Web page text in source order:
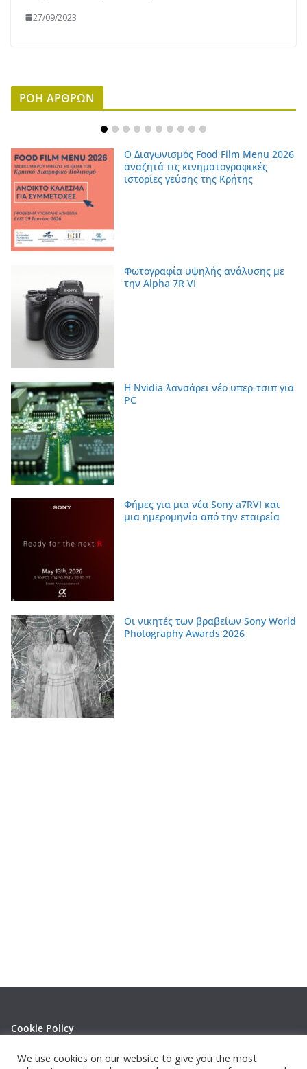
27/09/2023
ΡΟΗ ΑΡΘΡΩΝ
Ο Διαγωνισμός Food Film Menu 2026
αναζητά τις κινηματογραφικές
ιστορίες γεύσης της Κρήτης
Φωτογραφία υψηλής ανάλυσης με
την Alpha 7R VI
Η Nvidia λανσάρει νέο υπερ-τσιπ για
PC
Φήμες για μια νέα Sony a7RVI και
μια ημερομηνία από την εταιρεία
Οι νικητές των βραβείων Sony World
Photography Awards 2026
Cookie Policy
Privacy Policy
We use cookies on our website to give you the most